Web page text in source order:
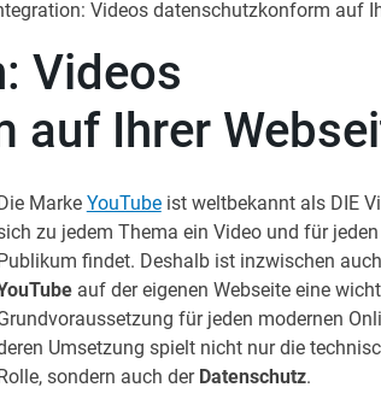
Videos datenschutzkonform auf
Videos
auf Ihrer
Marke YouTubeist weltbekannt als DIE
zu jedem Thema ein Video und für
findet. Deshalb ist inzwischen
auf der eigenen Webseite eine
für jeden modernen
Umsetzung spielt nicht nur die
sondern auch der Datenschutz.